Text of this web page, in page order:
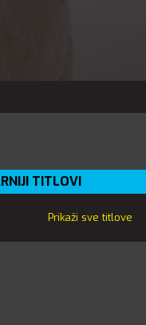
TITLOVI
Prikaži sve titlove